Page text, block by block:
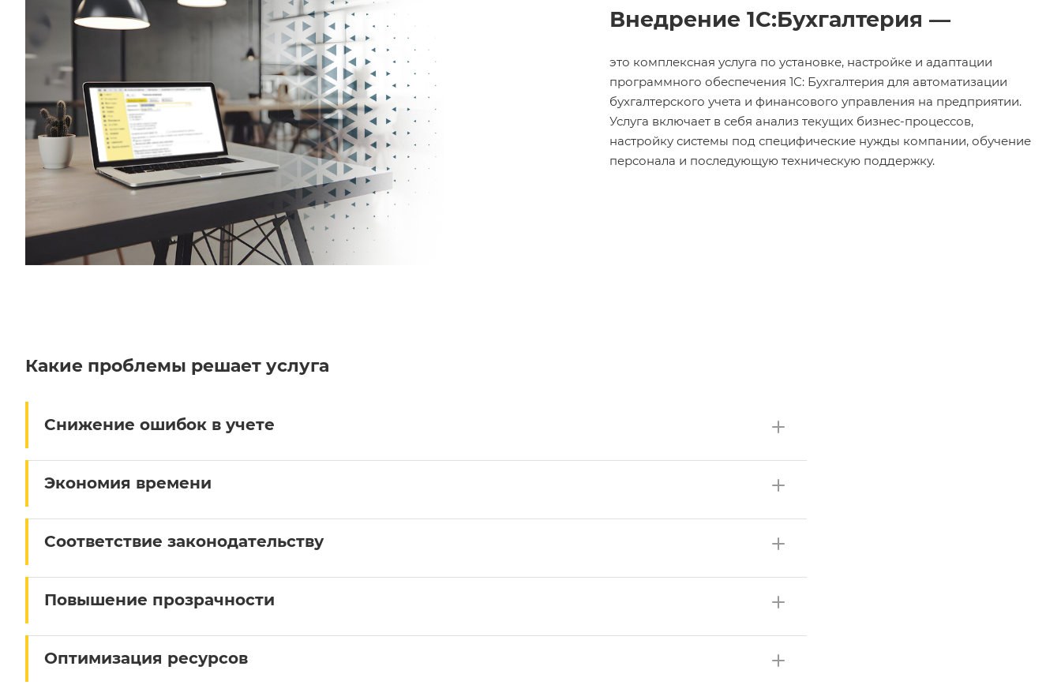
Внедрение 1С:Бухгалтерия —
это комплексная услуга по установке, настройке и адаптации
программного обеспечения 1С: Бухгалтерия для автоматизации
бухгалтерского учета и финансового управления на предприятии.
Услуга включает в себя анализ текущих бизнес-процессов,
настройку системы под специфические нужды компании, обучение
персонала и последующую техническую поддержку.
Какие проблемы решает услуга
Снижение ошибок в учете
Экономия времени
Соответствие законодательству
Повышение прозрачности
Оптимизация ресурсов